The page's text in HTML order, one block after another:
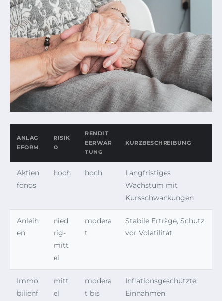
ANLAG
EFORM
RISIK
O
RENDIT
EERWAR
TUNG
KURZBESCHREIBUNG
Aktien
fonds
hoch hoch
Langfristiges
Wachstum mit
Kursschwankungen
Anleih
en
nied
rig-
mitt
el
modera
t
Stabile Erträge, Schutz
vor Volatilität
Immo
bilienf
mitt
el
modera
t bis
Inflationsgeschützte
Einnahmen